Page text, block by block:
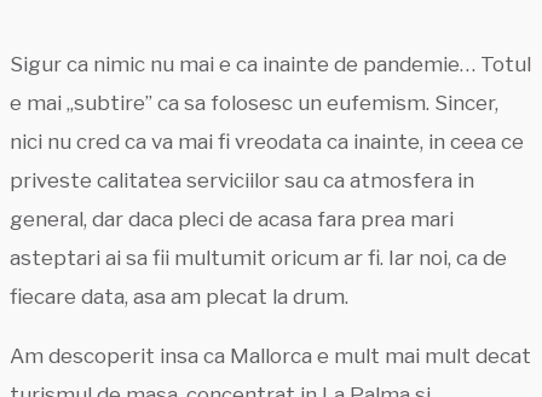
Sigur ca nimic nu mai e ca inainte de pandemie… Totul
e mai „subtire” ca sa folosesc un eufemism. Sincer,
nici nu cred ca va mai fi vreodata ca inainte, in ceea ce
priveste calitatea serviciilor sau ca atmosfera in
general, dar daca pleci de acasa fara prea mari
asteptari ai sa fii multumit oricum ar fi. Iar noi, ca de
fiecare data, asa am plecat la drum.
Am descoperit insa ca Mallorca e mult mai mult decat